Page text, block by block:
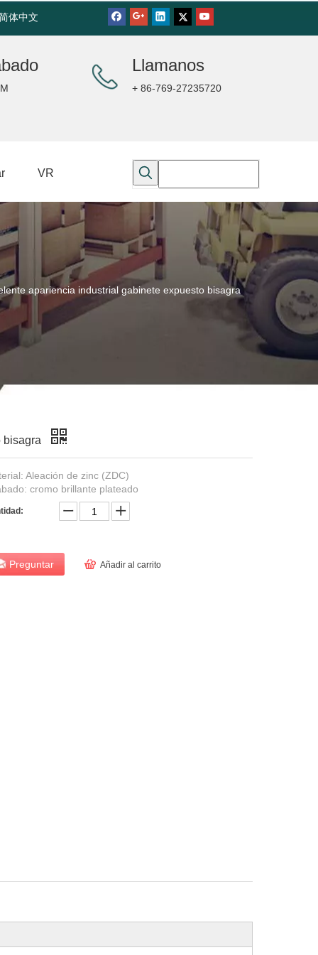
体中文
Llamanos
+ 86-769-27235720
VR
apariencia industrial gabinete expuesto bisagra
bisagra
Aleación de zinc (ZDC)
cromo brillante plateado
Preguntar Añadir al carrito